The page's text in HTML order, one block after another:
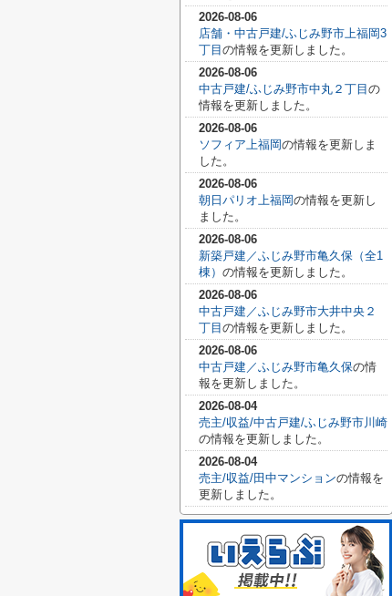
2026-08-06
店舗・中古戸建/ふじみ野市上福岡3
丁目 の情報を更新しました。
2026-08-06
中古戸建/ふじみ野市中丸２丁目 の
情報を更新しました。
2026-08-06
ソフィア上福岡の情報を更新しま
した。
2026-08-06
朝日パリオ上福岡の情報を更新し
ました。
2026-08-06
新築戸建／ふじみ野市亀久保（全1
棟） の情報を更新しました。
2026-08-06
中古戸建／ふじみ野市大井中央２
丁目 の情報を更新しました。
2026-08-06
中古戸建／ふじみ野市亀久保の情
報を更新しました。
2026-08-04
売主/収益/中古戸建/ふじみ野市川崎
の情報を更新しました。
2026-08-04
売主/収益/田中マンションの情報を
更新しました。